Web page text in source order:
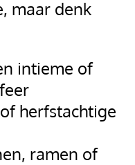
maar denk
intieme of
herfstachtige
ramen of